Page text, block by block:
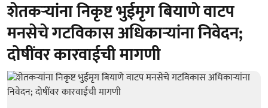
शेतकर्‍यांना निकृष्ट भुईमृग बियाणे वाटप
मनसेचे गटविकास अधिकार्‍यांना निवेदन;
दोषींवर कारवाईची मागणी